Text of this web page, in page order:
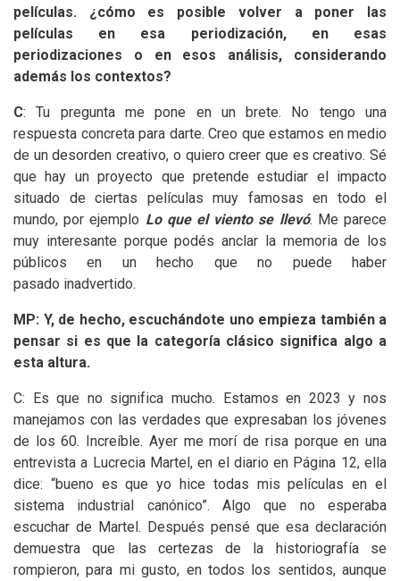
películas. ¿cómo es posible volver a poner las
películas en esa periodización, en esas
periodizaciones o en esos análisis, considerando
además los contextos?
C: Tu pregunta me pone en un brete. No tengo una
respuesta concreta para darte. Creo que estamos en medio
de un desorden creativo, o quiero creer que es creativo. Sé
que hay un proyecto que pretende estudiar el impacto
situado de ciertas películas muy famosas en todo el
mundo, por ejemplo Lo que el viento se llevó. Me parece
muy interesante porque podés anclar la memoria de los
públicos en un hecho que no puede haber
pasado inadvertido.
MP: Y, de hecho, escuchándote uno empieza también a
pensar si es que la categoría clásico significa algo a
esta altura.
C: Es que no significa mucho. Estamos en 2023 y nos
manejamos con las verdades que expresaban los jóvenes
de los 60. Increíble. Ayer me morí de risa porque en una
entrevista a Lucrecia Martel, en el diario en Página 12, ella
dice: “bueno es que yo hice todas mis películas en el
sistema industrial canónico”. Algo que no esperaba
escuchar de Martel. Después pensé que esa declaración
demuestra que las certezas de la historiografía se
rompieron, para mi gusto, en todos los sentidos, aunque